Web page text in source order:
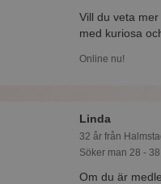
Vill du veta
med kuriosa
Online nu!
Linda
32 år från
Söker man 28 -
Om du är